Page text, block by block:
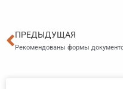
Пред
ПРЕДЫДУЩАЯ